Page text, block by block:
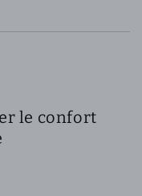
le confort